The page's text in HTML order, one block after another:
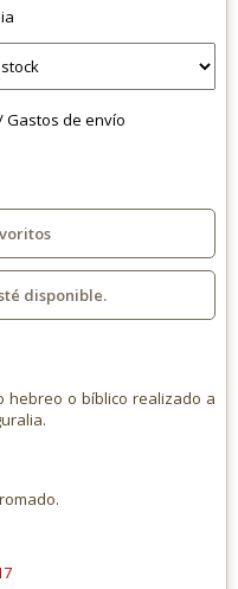
Gastos de envío
disponible.
hebreo o bíblico realizado a